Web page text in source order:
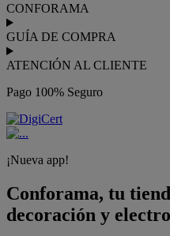
CONFORAMA
GUÍA DE COMPRA
ATENCIÓN AL CLIENTE
Pago 100% Seguro
¡Nueva app!
Conforama, tu
decoración y